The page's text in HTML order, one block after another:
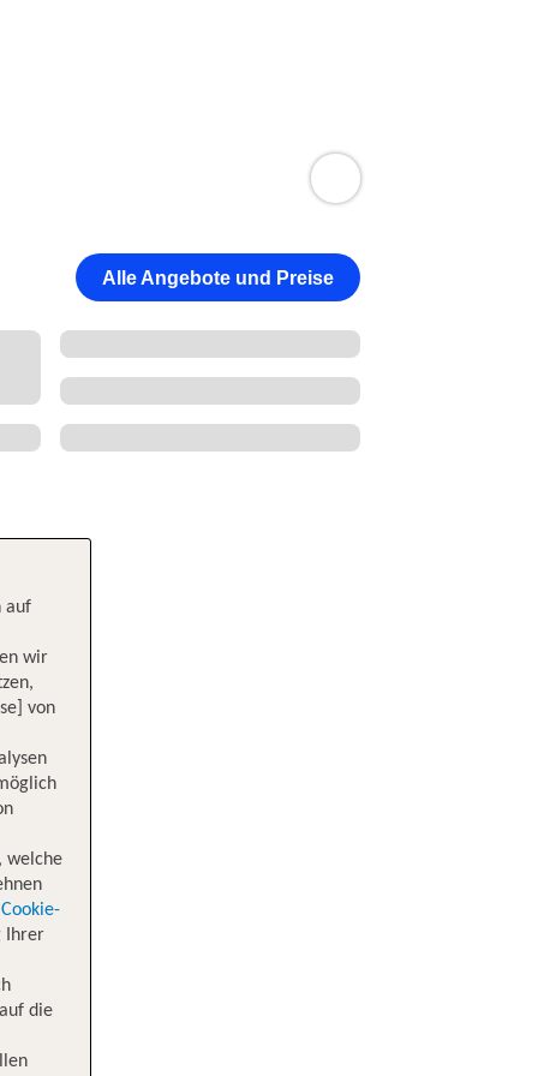
Alle Angebote und Preise
auf
wir
von
welche
Cookie-
Ihrer
die